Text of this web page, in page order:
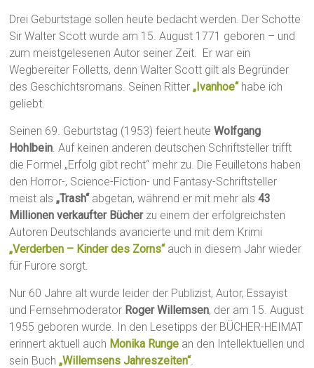
Drei Geburtstage sollen heute bedacht werden. Der Schotte
Sir Walter Scott wurde am 15. August 1771 geboren – und
zum meistgelesenen Autor seiner Zeit. Er war ein
Wegbereiter Folletts, denn Walter Scott gilt als Begründer
des Geschichtsromans. Seinen Ritter„Ivanhoe“habe ich
geliebt.
Seinen 69. Geburtstag (1953) feiert heuteWolfgang
Hohlbein. Auf keinen anderen deutschen Schriftsteller trifft
die Formel „Erfolg gibt recht“ mehr zu. Die Feuilletons haben
den Horror-, Science-Fiction- und Fantasy-Schriftsteller
meist als„Trash“abgetan, während er mit mehr als43
Millionen verkaufter Bücher zu einem der erfolgreichsten
Autoren Deutschlands avancierte und mit dem Krimi
„Verderben – Kinder des Zorns“auch in diesem Jahr wieder
für Furore sorgt.
Nur 60 Jahre alt wurde leider der Publizist, Autor, Essayist
und Fernsehmoderator Roger Willemsen, der am 15. August
1955 geboren wurde. In den Lesetipps der BÜCHER-HEIMAT
erinnert aktuell auch Monika Runge an den Intellektuellen und
sein Buch„Willemsens Jahreszeiten“.